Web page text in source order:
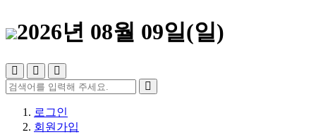
2026년 08월 09일(일)
로그인
회원가입